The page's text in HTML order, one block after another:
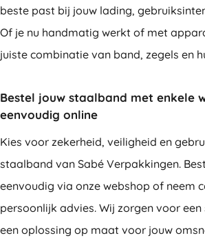
beste past bij jouw lading,
Of je nu handmatig werkt of met
juiste combinatie van band, zegels en
Bestel jouw staalband met enkele
eenvoudig online
Kies voor zekerheid, veiligheid en
staalband van Sabé Verpakkingen.
eenvoudig via onze webshop of neem
persoonlijk advies. Wij zorgen voor een
een oplossing op maat voor jouw